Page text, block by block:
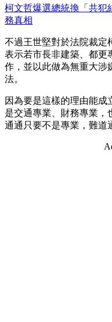
柯文哲爆選總統換「共犯
務真相
不過王世堅對於法院裁定
表示若市長非建築、都更
作，並以此做為無重大涉
法。
因為要是這樣的理由能成
是交通專業、財務專業，
通通只要不是專業，難道